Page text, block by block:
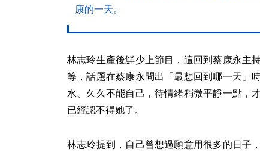
康的一天。
林志玲生產後鮮少上節目，這回到蔡康永主
等，話題在蔡康永問出「最想回到哪一天」
水、久久不能自己，待情緒稍微平靜一點，
已經認不得她了。
林志玲提到，自己曾想過願意用很多的日子